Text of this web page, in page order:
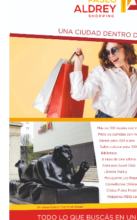
vecino pueda renovar su licencia
extorsión para agrandar la caja”, dijo
El proyecto de ley modifica el
Provincial de Tránsito N.º 13.927 y
renovación de la licencia de
condicionada al pago previo de
administrativas.
“Hoy muchos bonaerenses llegan
descubren que el trámite quedó
multas. Eso no mejora la seguridad
licencia en una herramienta de
Osaba.
La propuesta establece que ninguna
provincial o municipal podrá exigir
certificado de libre deuda como
tramitar, otorgar, renovar o